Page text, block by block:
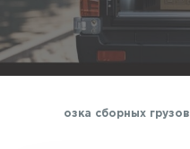
Перевозка сборных грузов